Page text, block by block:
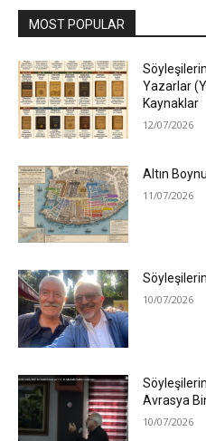
MOST POPULAR
Yazarlar
Kaynaklar
12/07/2026
Altın
11/07/2026
10/07/2026
Avrasya
10/07/2026